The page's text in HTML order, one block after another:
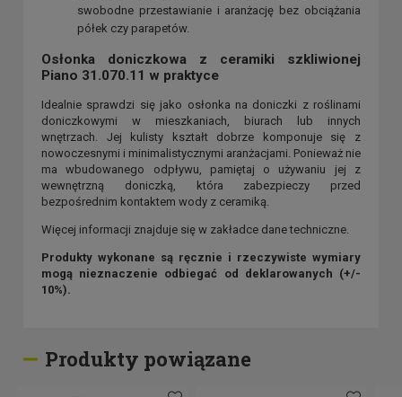
swobodne przestawianie i aranżację bez obciążania
półek czy parapetów.
Osłonka doniczkowa z ceramiki szkliwionej
Piano 31.070.11 w praktyce
Idealnie sprawdzi się jako osłonka na doniczki z roślinami
doniczkowymi w mieszkaniach, biurach lub innych
wnętrzach. Jej kulisty kształt dobrze komponuje się z
nowoczesnymi i minimalistycznymi aranżacjami. Ponieważ nie
ma wbudowanego odpływu, pamiętaj o używaniu jej z
wewnętrzną doniczką, która zabezpieczy przed
bezpośrednim kontaktem wody z ceramiką.
Więcej informacji znajduje się w zakładce dane techniczne.
Produkty wykonane są ręcznie i rzeczywiste wymiary
mogą nieznaczenie odbiegać od deklarowanych (+/-
10%).
Produkty powiązane